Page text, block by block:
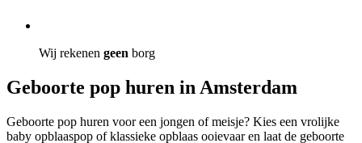
Wij rekenen geen borg
Geboorte pop huren in Amsterdam
Geboorte pop huren voor een jongen of meisje? Kies een vrolijke
baby opblaaspop of klassieke opblaas ooievaar en laat de geboorte